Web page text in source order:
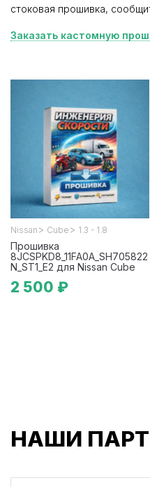
стоковая прошивка,
Заказать кастомную
Nissan > Cube > 1.3 - 1.8
Прошивка
8JCSPKD8_11FA0A_SH705822
N_ST1_E2 для Nissan Cube
2 500 ₽
НАШИ